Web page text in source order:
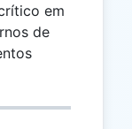
em
de